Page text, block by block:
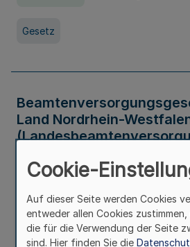
Gesetz
Land Nordrhein-
Gesetz
Cookie-
Auf dieser Seite werden Cookies
entweder allen Cookies zustimmen,
die für die Verwendung der Seite
sind. Hier finden Sie die